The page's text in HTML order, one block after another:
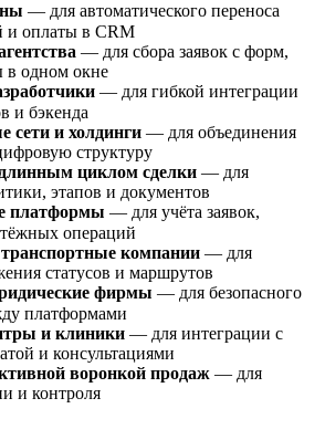
— для автоматического переноса
и оплаты в CRM
— для сбора заявок с форм,
в одном окне
— для гибкой интеграции
и бэкенда
сети и холдинги — для объединения
структуру
циклом сделки — для
этапов и документов
платформы — для учёта заявок,
операций
компании — для
статусов и маршрутов
фирмы — для безопасного
платформами
и клиники — для интеграции с
и консультациями
воронкой продаж — для
и контроля